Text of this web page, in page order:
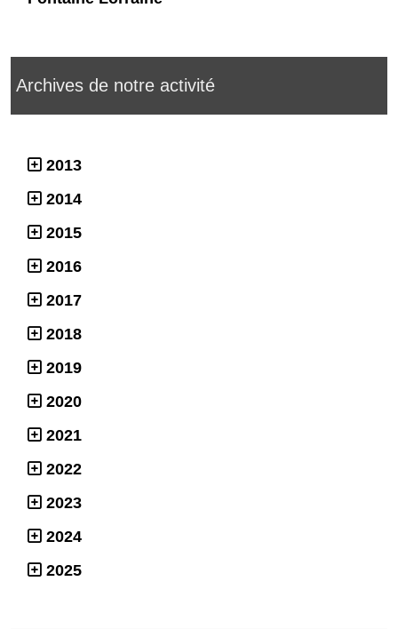
Archives de notre activité
2013
2014
2015
2016
2017
2018
2019
2020
2021
2022
2023
2024
2025